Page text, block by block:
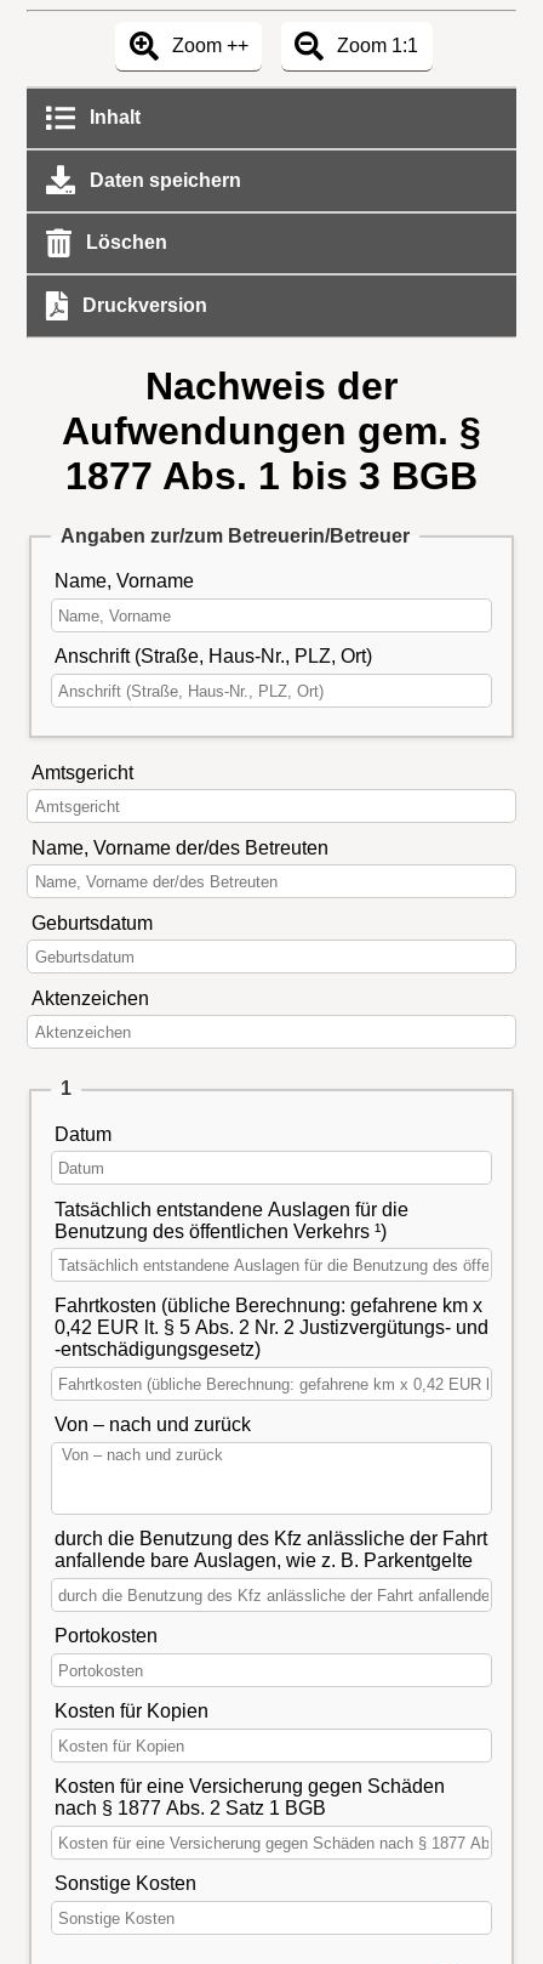
Zoom ++ Zoom 1:1
Inhalt
Daten speichern
Löschen
Druckversion
Nachweis der
Aufwendungen gem. §
1877 Abs. 1 bis 3 BGB
Angaben zur/zum Betreuerin/Betreuer
Name, Vorname
Anschrift (Straße, Haus-Nr., PLZ, Ort)
Amtsgericht
Name, Vorname der/des Betreuten
Geburtsdatum
Aktenzeichen
1
Datum
Tatsächlich entstandene Auslagen für die
Benutzung des öffentlichen Verkehrs ¹)
Fahrtkosten (übliche Berechnung: gefahrene km x
0,42 EUR lt. § 5 Abs. 2 Nr. 2 Justizvergütungs- und
-entschädigungsgesetz)
Von – nach und zurück
durch die Benutzung des Kfz anlässliche der Fahrt
anfallende bare Auslagen, wie z. B. Parkentgelte
Portokosten
Kosten für Kopien
Kosten für eine Versicherung gegen Schäden
nach § 1877 Abs. 2 Satz 1 BGB
Sonstige Kosten